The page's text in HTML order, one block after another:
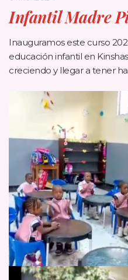
Infantil Madre
Inauguramos este curso
educación infantil en
creciendo y llegar a tener